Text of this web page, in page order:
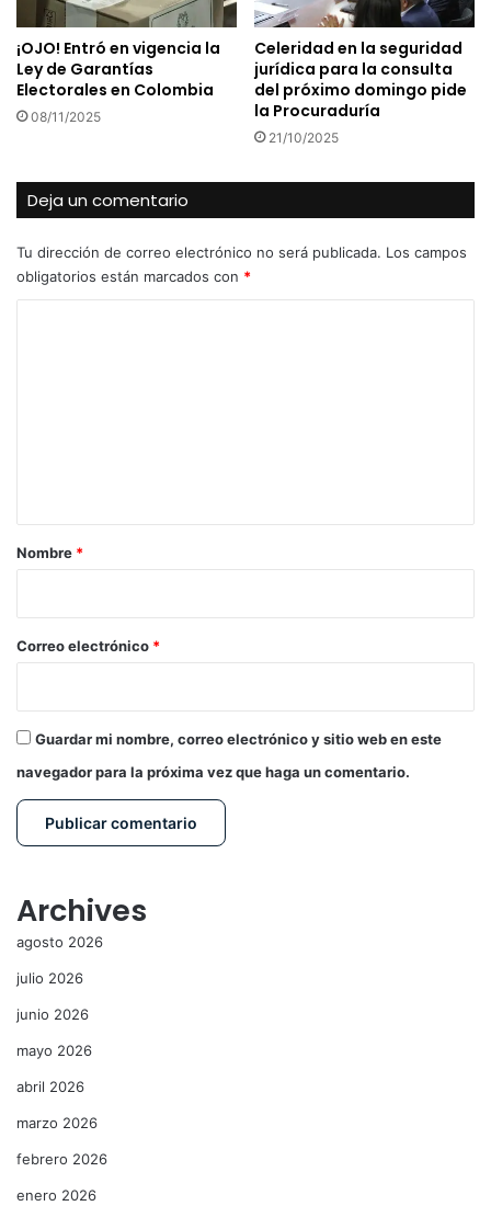
¡OJO! Entró en vigencia la
Ley de Garantías
Electorales en Colombia
08/11/2025
Celeridad en la seguridad
jurídica para la consulta
del próximo domingo pide
la Procuraduría
21/10/2025
Deja un comentario
Tu dirección de correo electrónico no será publicada. Los campos
obligatorios están marcados con *
r
*
Nombre *
Correo electrónico *
Guardar mi nombre, correo electrónico y sitio web en este
navegador para la próxima vez que haga un comentario.
Archives
agosto 2026
julio 2026
junio 2026
mayo 2026
abril 2026
marzo 2026
febrero 2026
enero 2026